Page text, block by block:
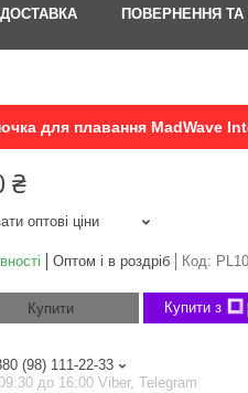
ПОВЕРНЕННЯ ТА
для плавання MadWave
₴
оптові ціни
Оптом і в роздріб Код:
Купити Купити з
(98) 111-22-33
до 16:00 Viber, Telegram